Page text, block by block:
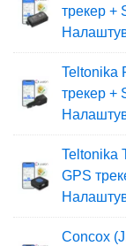
трекер +
Teltonika
трекер +
Teltonika
GPS
Concox